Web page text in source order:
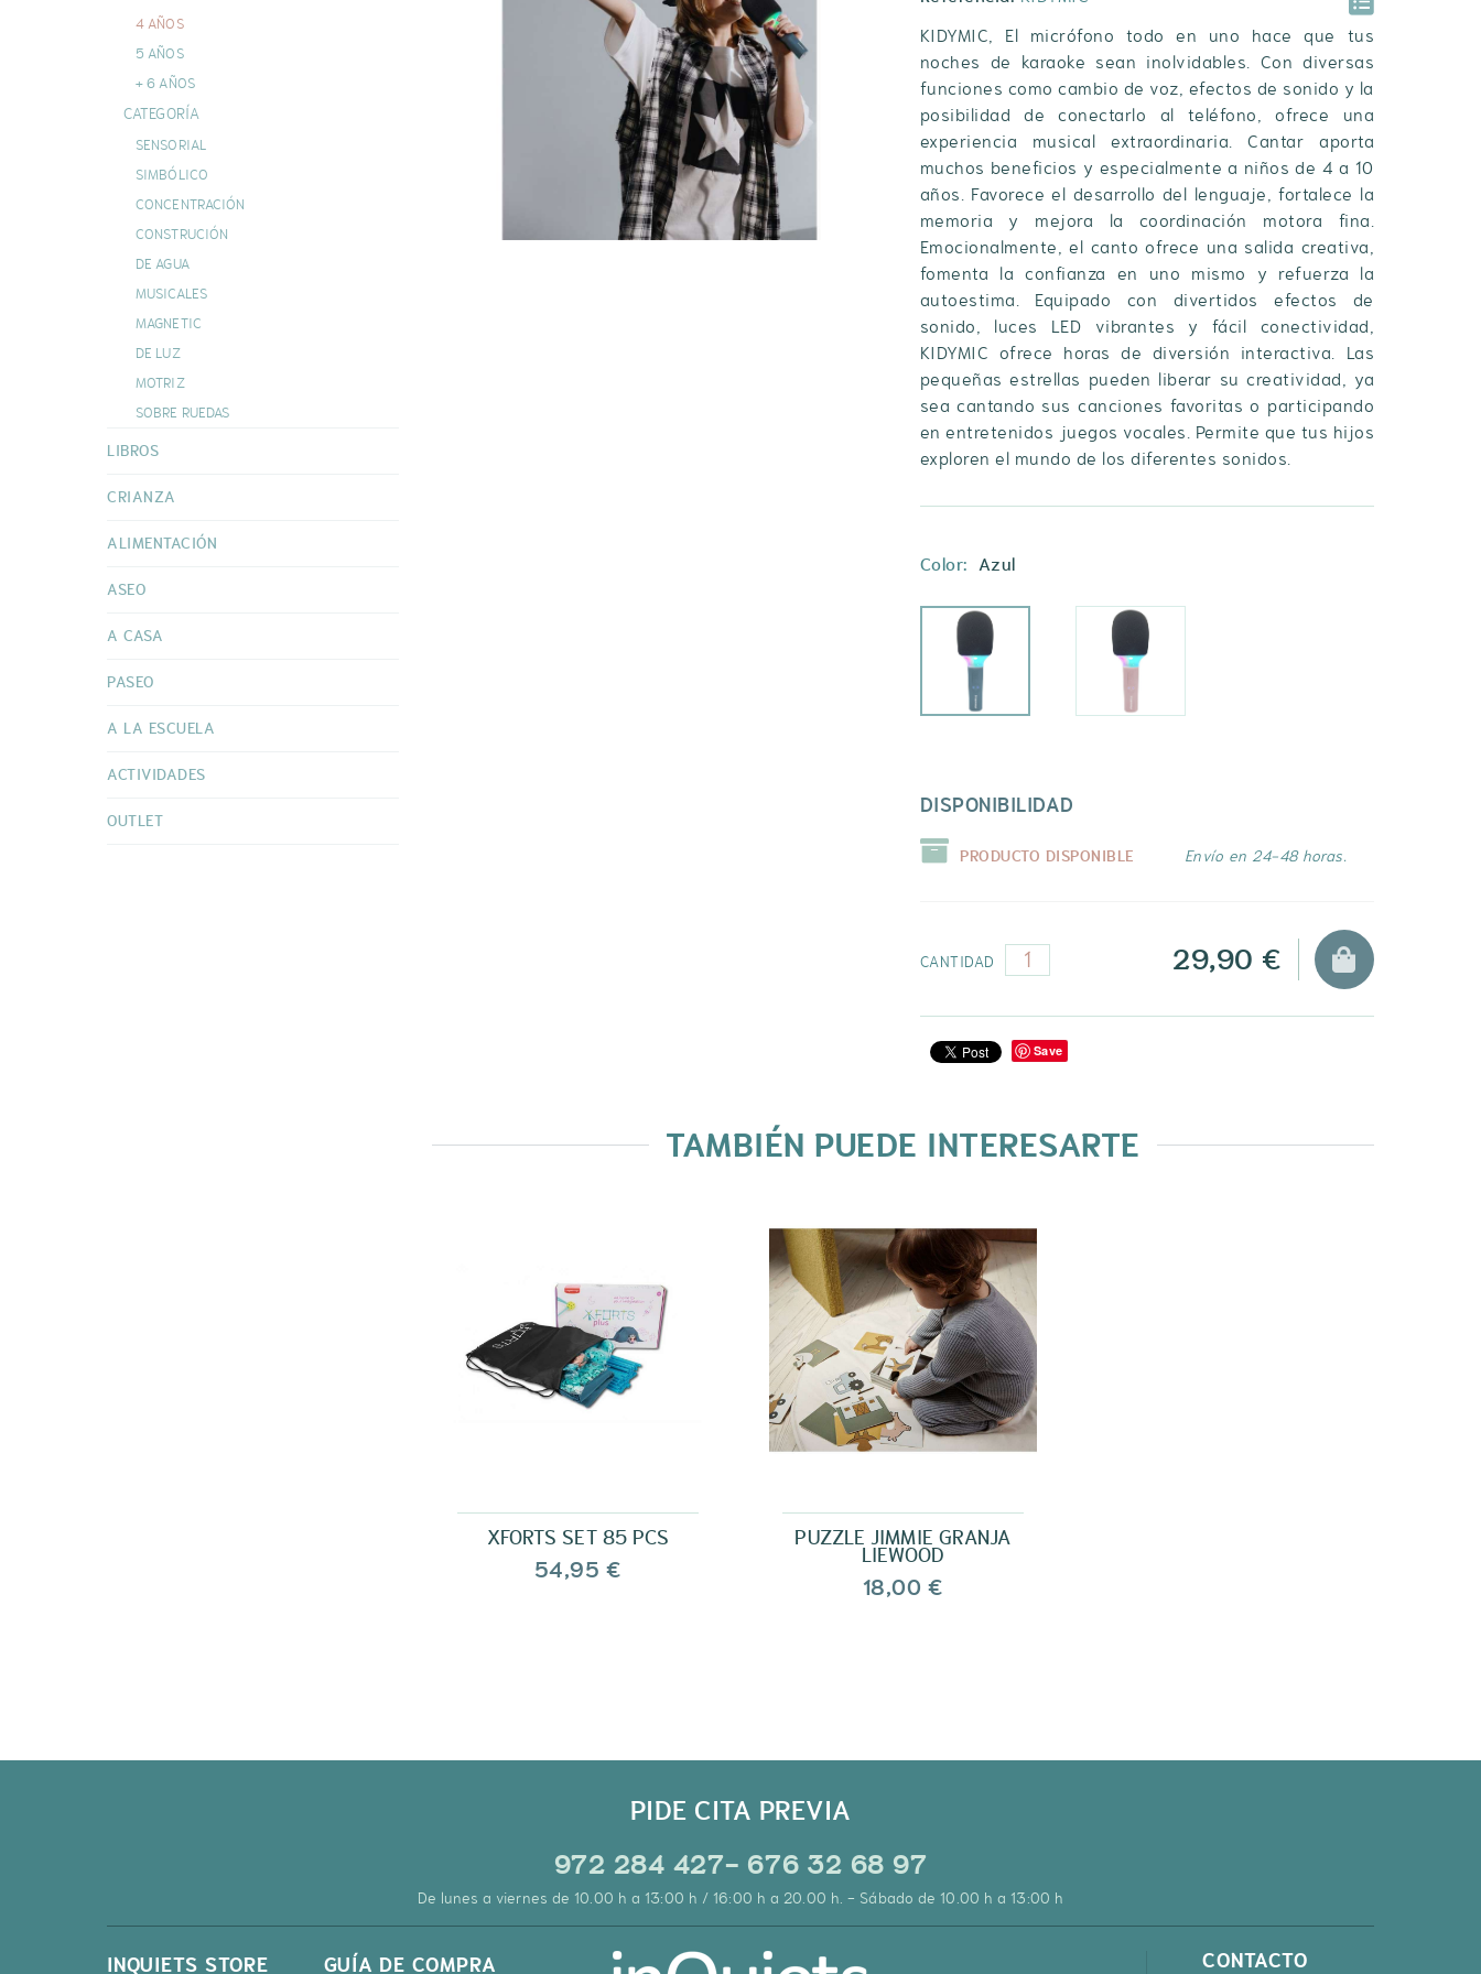
MORDEDORES
DOUDOUS
KIDYMIC, El micrófono todo en uno hace que tus
noches de karaoke sean inolvidables. Con diversas
funciones como cambio de voz, efectos de sonido y la
posibilidad de conectarlo al teléfono, ofrece una
experiencia musical extraordinaria. Cantar aporta
muchos beneficios y especialmente a niños de 4 a 10
años. Favorece el desarrollo del lenguaje, fortalece la
memoria y mejora la coordinación motora fina.
Emocionalmente, el canto ofrece una salida creativa,
fomenta la confianza en uno mismo y refuerza la
autoestima. Equipado con divertidos efectos de
sonido, luces LED vibrantes y fácil conectividad,
KIDYMIC ofrece horas de diversión interactiva. Las
pequeñas estrellas pueden liberar su creatividad, ya
sea cantando sus canciones favoritas o participando
en entretenidos juegos vocales. Permite que tus hijos
exploren el mundo de los diferentes sonidos.
Color: Azul
DISPONIBILIDAD
PRODUCTO DISPONIBLE Envío en 24-48 horas.
CANTIDAD 29,90 €
Save
TAMBIÉN PUEDE INTERESARTE
XFORTS SET 85 PCS
54,95 €
PUZZLE JIMMIE GRANJA
LIEWOOD
18,00 €
4 AÑOS
5 AÑOS
+ 6 AÑOS
CATEGORÍA
SENSORIAL
SIMBÓLICO
CONCENTRACIÓN
CONSTRUCIÓN
DE AGUA
MUSICALES
MAGNETIC
DE LUZ
MOTRIZ
SOBRE RUEDAS
LIBROS
CRIANZA
ALIMENTACIÓN
ASEO
A CASA
PASEO
A LA ESCUELA
ACTIVIDADES
OUTLET
PIDE CITA PREVIA
972 284 427- 676 32 68 97
De lunes a viernes de 10.00 h a 13:00 h / 16:00 h a 20.00 h. - Sábado de 10.00 h a 13:00 h
INQUIETS STORE GUÍA DE COMPRA CONTACTO